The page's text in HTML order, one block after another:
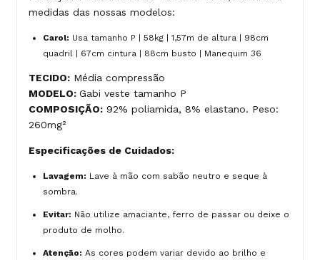
medidas das nossas modelos:
Carol: Usa tamanho P | 58kg | 1,57m de altura | 98cm
quadril | 67cm cintura | 88cm busto | Manequim 36
TECIDO: Média compressão
MODELO: Gabi veste tamanho P
COMPOSIÇÃO: 92% poliamida, 8% elastano. Peso:
260mg²
Especificações de Cuidados:
Lavagem: Lave à mão com sabão neutro e seque à
sombra.
Evitar: Não utilize amaciante, ferro de passar ou deixe o
produto de molho.
Atenção: As cores podem variar devido ao brilho e